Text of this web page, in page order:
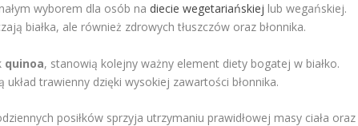
wyborem dla osób na diecie wegetariańskiej lub wegańskiej.
białka, ale również zdrowych tłuszczów oraz błonnika.
quinoa, stanowią kolejny ważny element diety bogatej w białko.
trawienny dzięki wysokiej zawartości błonnika.
posiłków sprzyja utrzymaniu prawidłowej masy ciała oraz